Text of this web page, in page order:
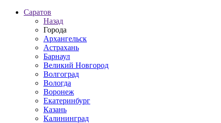
Саратов
Назад
Города
Архангельск
Астрахань
Барнаул
Великий Новгород
Волгоград
Вологда
Воронеж
Екатеринбург
Казань
Калининград